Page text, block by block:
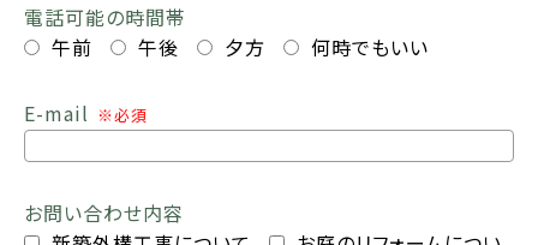
電話可能の時間帯
午前
午後 夕方 何時でもいい
E-mail ※必須
お問い合わせ内容